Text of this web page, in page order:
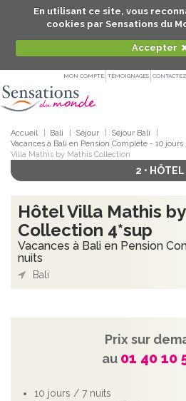
En utilisant ce site, vous
cookies par Sensations du
Accepter
MON COMPTE TÉMOIGNAGES
Accueil Bali Séjour
Séjour Bali
Vacances à Bali en Pension Complète - 10
Villa Mathis by Mathis Collection
2 • HÔTEL
Hôtel Villa Mathis
Collection 4*sup
Vacances à Bali en Pension
nuits
Bali
Prix sur
au 01 40 10
10 jours / 7 nuits